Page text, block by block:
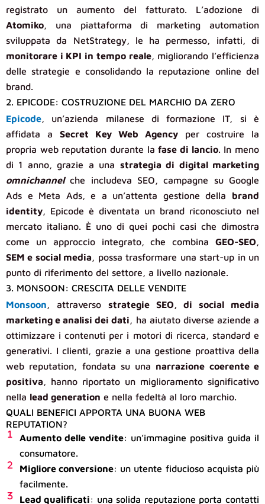
registrato un aumento del fatturato. L’adozione di
Atomiko, una piattaforma di marketing automation
sviluppata da NetStrategy, le ha permesso, infatti, di
monitorare i KPI in tempo reale, migliorando l’efficienza
delle strategie e consolidando la reputazione online del
brand.
2. EPICODE: COSTRUZIONE DEL MARCHIO DA ZERO
Epicode, un’azienda milanese di formazione IT, si è
affidata a Secret Key Web Agency per costruire la
propria web reputation durante lafase di lancio. In meno
di 1 anno, grazie a una strategia di digital marketing
omnichannelche includeva SEO, campagne su Google
Ads e Meta Ads, e a un’attenta gestione della brand
identity, Epicode è diventata un brand riconosciuto nel
mercato italiano. È uno di quei pochi casi che dimostra
come un approccio integrato, che combina GEO-SEO,
SEM e social media, possa trasformare una start-up in un
punto di riferimento del settore, a livello nazionale.
3. MONSOON: CRESCITA DELLE VENDITE
Monsoon, attraverso strategie SEO, di social media
marketing e analisi dei dati, ha aiutato diverse aziende a
ottimizzare i contenuti per i motori di ricerca, standard e
generativi. I clienti, grazie a una gestione proattiva della
web reputation, fondata su una narrazione coerente e
positiva, hanno riportato un miglioramento significativo
nella lead generation e nella fedeltà al loro marchio.
QUALI BENEFICI APPORTA UNA BUONA WEB
REPUTATION?
Aumento delle vendite: un’immagine positiva guida il
consumatore.
Migliore conversione: un utente fiducioso acquista più
facilmente.
Lead qualificati: una solida reputazione porta contatti